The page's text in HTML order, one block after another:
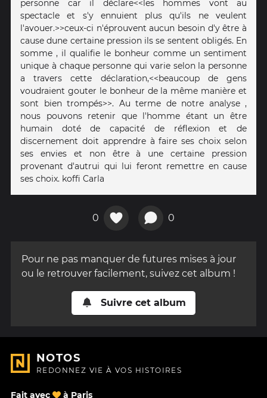
personne car il déclare<<les hommes vont au
spectacle et s'y ennuient plus qu'ils ne veulent
l'avouer.>>ceux-ci n'éprouvent aucun besoin d'y être à
cause dune certaine pression ils se sentent obligés. En
somme , il qualifie le bonheur comme un sentiment
unique à chaque personne qui varie selon la personne
a travers cette déclaration,<<beaucoup de gens
voudraient gouter le bonheur de la même manière et
sont bien trompés>>. Au terme de notre analyse ,
nous pouvons retenir que l'homme étant un être
humain doté de capacité de réflexion et de
discernement doit apprendre à faire ses choix selon
ses envies et non être à une certaine pression
provenant d'autrui qui lui feront remettre en cause
ses choix. koffi Carla
0 0
Pour ne pas manquer de futures mises à jour
ou le retrouver facilement, suivez cet album !
Suivre cet album
NOTOS
REDONNEZ VIE À VOS HISTOIRES
Fait avec à Paris